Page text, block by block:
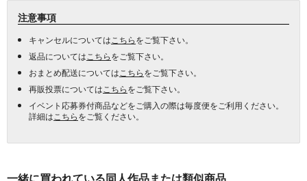
注意事項
キャンセルについては こちらをご覧下さい。
返品については こちらをご覧下さい。
おまとめ配送については こちらをご覧下さい。
再販投票については こちらをご覧下さい。
イベント応募券付商品などをご購入の際は毎度便をご利用ください。
詳細は こちらをご覧ください。